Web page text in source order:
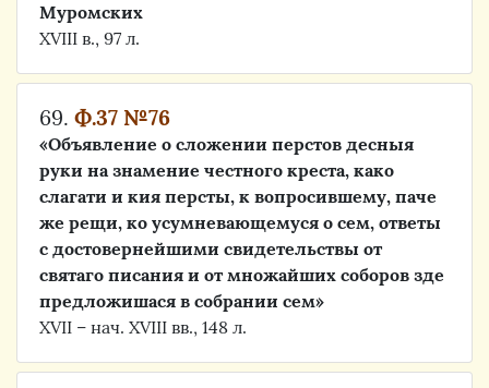
Муромских
XVIII в., 97 л.
69. Ф.37 №76
«Объявление о сложении перстов десныя
руки на знамение честного креста, како
слагати и кия персты, к вопросившему, паче
же рещи, ко усумневающемуся о сем, ответы
с достовернейшими свидетельствы от
святаго писания и от множайших соборов зде
предложишася в собрании сем»
XVII – нач. XVIII вв., 148 л.